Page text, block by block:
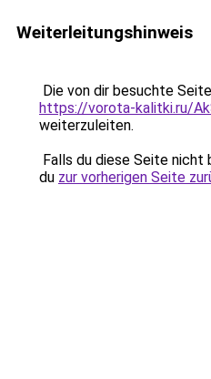
Weiterleitungshinweis
Die von dir besuchte
https://vorota-kalitki.ru/
weiterzuleiten.
Falls du diese Seite
du zur vorherigen Seite